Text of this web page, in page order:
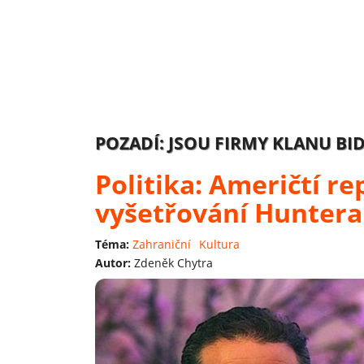
POZADÍ: JSOU FIRMY KLANU
Politika: Američtí
vyšetřování Huntera
Téma: Zahraniční Kultura
Autor: Zdeněk Chytra